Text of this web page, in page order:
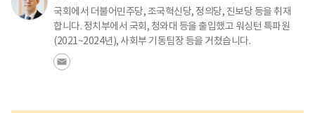
국회에서 더불어민주당, 조국혁신당, 정의당, 진보당 등을 취재
합니다. 정치부에서 국회, 청와대 등을 출입했고 워싱턴 특파원
(2021~2024년), 사회부 기동팀장 등을 거쳤습니다.